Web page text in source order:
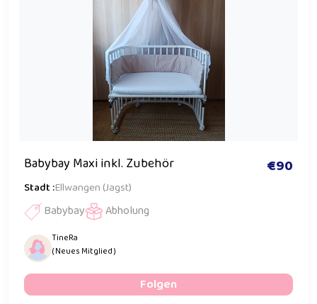
Babybay Maxi inkl. Zubehör €90
Stadt :Ellwangen (Jagst)
Babybay Abholung
TineRa
( Neues Mitglied )
Folgen